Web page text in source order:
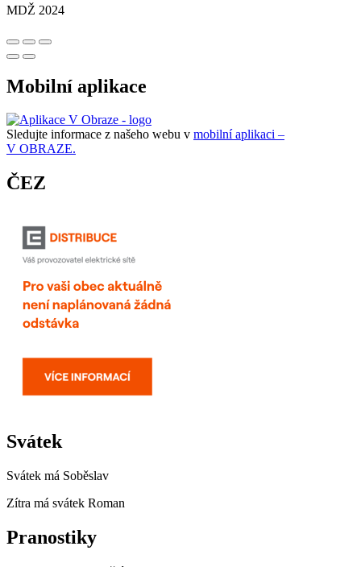
MDŽ 2024
Mobilní aplikace
Sledujte informace z našeho webu v mobilní aplikaci –
V OBRAZE.
ČEZ
Svátek
Svátek má Soběslav
Zítra má svátek Roman
Pranostiky